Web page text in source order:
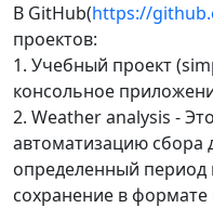
В GitHub(https://
проектов:
1. Учебный проект
консольное
2. Weather analysis -
автоматизацию сбора
определенный период
сохранение в